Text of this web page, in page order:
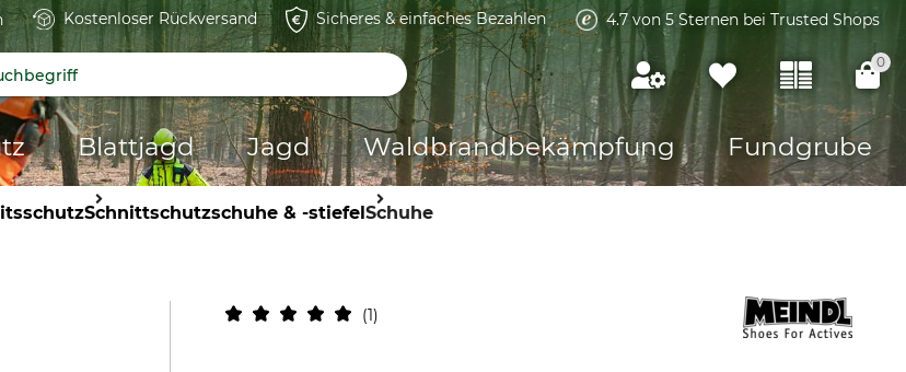
Kostenloser Rückversand Sicheres & einfaches Bezahlen 4.7 von 5 Sternen bei Trusted Shops
0
Blattjagd Jagd Waldbrandbekämpfung Fundgrube
Schnittschutzschuhe & -stiefelSchuhe
1